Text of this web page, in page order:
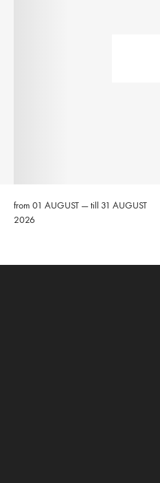
from 01 AUGUST — till 31 AUGUST
2026